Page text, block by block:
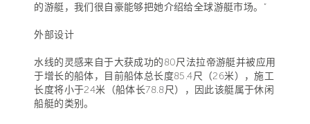
的游艇，我们很自豪能够把她介绍给全球游艇市场。”
外部设计
水线的灵感来自于大获成功的80尺法拉帝游艇并被应用
于增长的船体，目前船体总长度85.4尺（26米），施工
长度将小于24米（船体长78.8尺），因此该艇属于休闲
船艇的类别。